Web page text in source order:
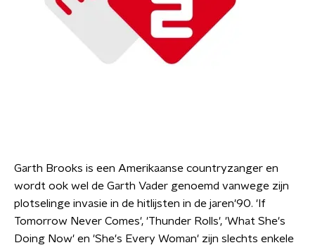
Garth Brooks is een Amerikaanse countryzanger en
wordt ook wel de Garth Vader genoemd vanwege zijn
plotselinge invasie in de hitlijsten in de jaren'90. 'If
Tomorrow Never Comes', 'Thunder Rolls', 'What She's
Doing Now' en 'She's Every Woman' zijn slechts enkele